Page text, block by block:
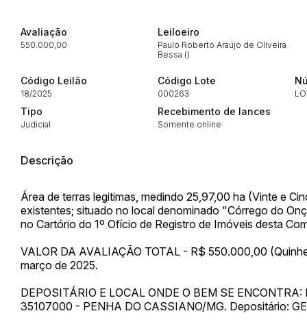
Avaliação
550.000,00
Leiloeiro
Paulo Roberto Araújo de Oliveira
Bessa ()
Código Leilão
18/2025
Código Lote
000263
Tipo
Judicial
Recebimento de lances
Somente online
Descrição
Área de terras legitimas, medindo 25,97,00 ha (Vinte e
existentes; situado no local denominado "Córrego do
no Cartório do 1º Ofício de Registro de Imóveis desta
VALOR DA AVALIAÇÃO TOTAL - R$ 550.000,00
março de 2025.
DEPOSITÁRIO E LOCAL ONDE O BEM SE
35107000 - PENHA DO CASSIANO/MG. Depositário:
Envie sua Proposta